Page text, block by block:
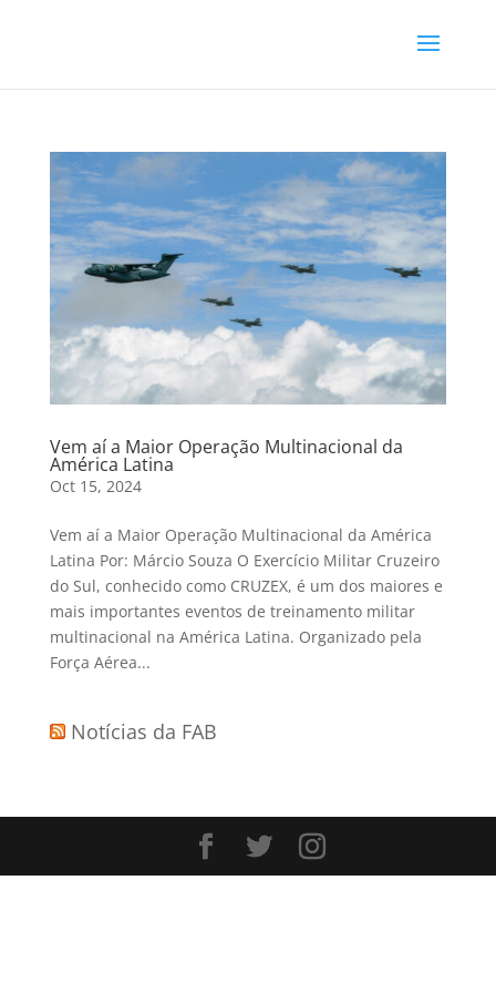
Vem aí a Maior Operação Multinacional da
América Latina
Oct 15, 2024
Vem aí a Maior Operação Multinacional da América
Latina Por: Márcio Souza O Exercício Militar Cruzeiro
do Sul, conhecido como CRUZEX, é um dos maiores e
mais importantes eventos de treinamento militar
multinacional na América Latina. Organizado pela
Força Aérea...
Notícias da FAB